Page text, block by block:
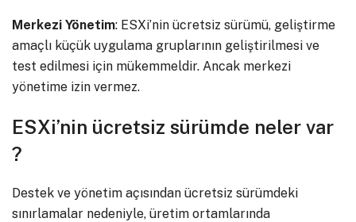
Merkezi Yönetim: ESXi’nin ücretsiz sürümü, geliştirme
amaçlı küçük uygulama gruplarının geliştirilmesi ve
test edilmesi için mükemmeldir. Ancak merkezi
yönetime izin vermez.
ESXi’nin ücretsiz sürümde neler var
?
Destek ve yönetim açısından ücretsiz sürümdeki
sınırlamalar nedeniyle, üretim ortamlarında